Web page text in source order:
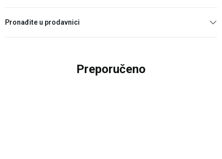
Pronađite u prodavnici
Preporučeno